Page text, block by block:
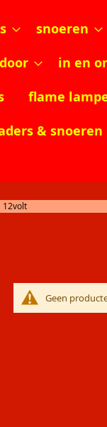
snoeren
in en
flame
& snoeren
12volt
Geen